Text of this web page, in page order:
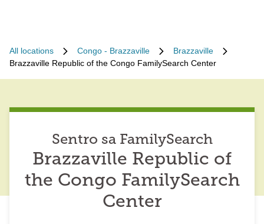
All locations Congo - Brazzaville
Brazzaville
Brazzaville Republic of the Congo FamilySearch Center
Sentro sa FamilySearch
Brazzaville Republic of
the Congo FamilySearch
Center